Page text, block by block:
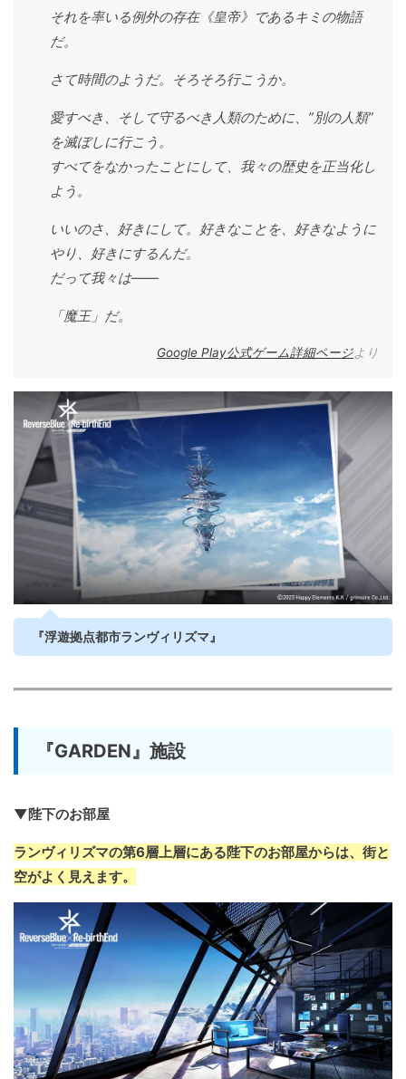
それを率いる例外の存在《皇帝》であるキミの物語
だ。
さて時間のようだ。そろそろ行こうか。
愛すべき、そして守るべき人類のために、”別の人類”
を滅ぼしに行こう。
すべてをなかったことにして、我々の歴史を正当化し
よう。
いいのさ、好きにして。好きなことを、好きなように
やり、好きにするんだ。
だって我々は――
「魔王」だ。
Google Play公式ゲーム詳細ページより
『浮遊拠点都市ランヴィリズマ』
『GARDEN』施設
▼陛下のお部屋
ランヴィリズマの第6層上層にある陛下のお部屋からは、街と
空がよく見えます。